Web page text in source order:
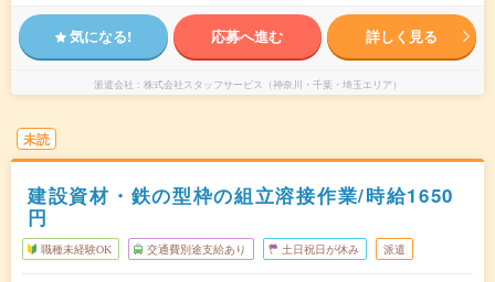
気になる! 応募へ進む 詳しく見る
派遣会社 株式会社スタッフサービス（神奈川・千葉・埼玉エリア）
未読
建設資材・鉄の型枠の組立溶接作業/時給1650
円
職種未経験OK 交通費別途支給あり 土日祝日が休み 派遣